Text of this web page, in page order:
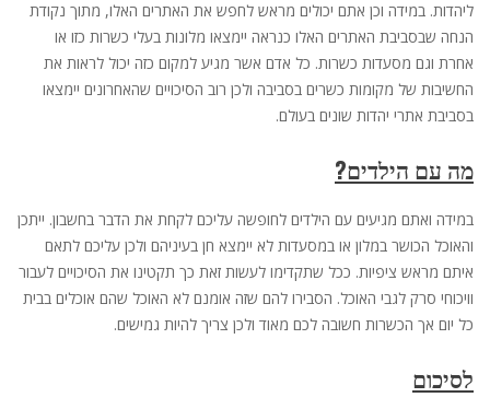
ליהדות. במידה וכן אתם יכולים מראש לחפש את האתרים האלו, מתוך נקודת
הנחה שבסביבת האתרים האלו כנראה יימצאו מלונות בעלי כשרות כזו או
אחרת וגם מסעדות כשרות. כל אדם אשר מגיע למקום כזה יכול לראות את
החשיבות של מקומות כשרים בסביבה ולכן רוב הסיכויים שהאחרונים יימצאו
בסביבת אתרי יהדות שונים בעולם.
מה עם הילדים?
במידה ואתם מגיעים עם הילדים לחופשה עליכם לקחת את הדבר בחשבון. ייתכן
והאוכל הכושר במלון או במסעדות לא יימצא חן בעיניהם ולכן עליכם לתאם
איתם מראש ציפיות. ככל שתקדימו לעשות זאת כך תקטינו את הסיכויים לעבור
וויכוחי סרק לגבי האוכל. הסבירו להם שזה אומנם לא האוכל שהם אוכלים בבית
כל יום אך הכשרות חשובה לכם מאוד ולכן צריך להיות גמישים.
לסיכום